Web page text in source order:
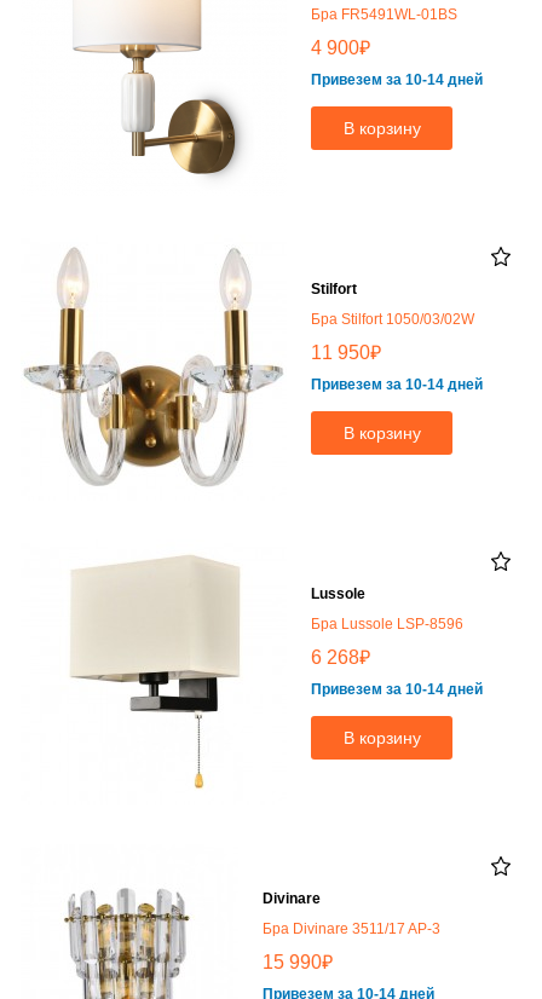
Бра FR5491WL-01BS
4 900₽
Привезем за 10-14 дней
В корзину
Stilfort
Бра Stilfort 1050/03/02W
11 950₽
Привезем за 10-14 дней
В корзину
Lussole
Бра Lussole LSP-8596
6 268₽
Привезем за 10-14 дней
В корзину
Divinare
Бра Divinare 3511/17 AP-3
15 990₽
Привезем за 10-14 дней